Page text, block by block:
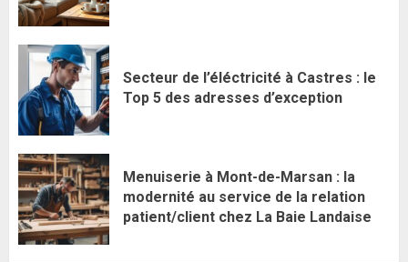
Secteur de l’éléctricité à Castres : le
Top 5 des adresses d’exception
Menuiserie à Mont-de-Marsan : la
modernité au service de la relation
patient/client chez La Baie Landaise